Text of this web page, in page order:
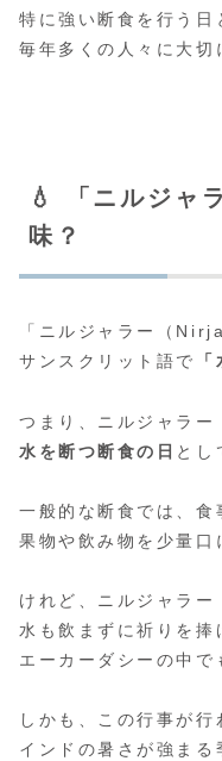
特に強い断食を行う日
毎年多くの人々に大切
💧 「ニルジャ
味？
「ニルジャラー（
サンスクリット語で
つまり、ニルジャラー
水を断つ断食の日 とし
一般的な断食では、食
果物や飲み物を少量口
けれど、ニルジャラー
水も飲まずに祈りを捧
エーカーダシーの中で
しかも、この行事が行
インドの暑さが強まる